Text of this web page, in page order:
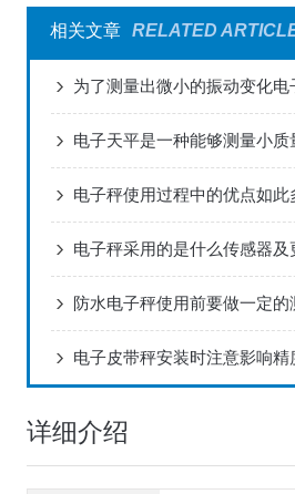
相关文章 RELATED
电子天平是一种能够测量小
电子秤使用过程中的优点如此
电子秤采用的是什么传感器及
防水电子秤使用前要做一定的
电子皮带秤安装时注意影响精
详细介绍